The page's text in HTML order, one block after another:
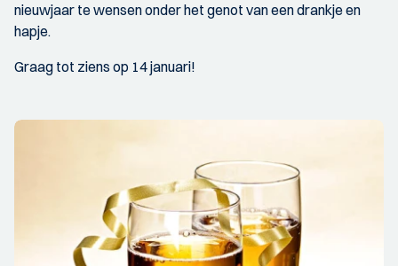
nieuwjaar te wensen onder het genot van een drankje en
hapje.
Graag tot ziens op 14 januari!